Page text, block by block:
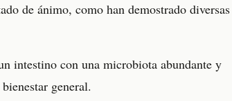
de ánimo, como han demostrado diversas
intestino con una microbiota abundante y
general.